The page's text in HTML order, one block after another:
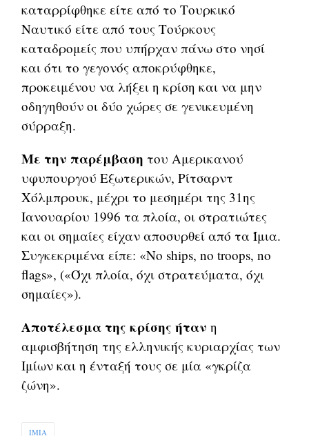
καταρρίφθηκε είτε από το Τουρκικό
Ναυτικό είτε από τους Τούρκους
καταδρομείς που υπήρχαν πάνω στο νησί
και ότι το γεγονός αποκρύφθηκε,
προκειμένου να λήξει η κρίση και να μην
οδηγηθούν οι δύο χώρες σε γενικευμένη
σύρραξη.
Με την παρέμβαση του Αμερικανού
υφυπουργού Εξωτερικών, Ρίτσαρντ
Χόλμπρουκ, μέχρι το μεσημέρι της 31ης
Ιανουαρίου 1996 τα πλοία, οι στρατιώτες
και οι σημαίες είχαν αποσυρθεί από τα Ίμια.
Συγκεκριμένα είπε: «No ships, no troops, no
flags», («Όχι πλοία, όχι στρατεύματα, όχι
σημαίες»).
Αποτέλεσμα της κρίσης ήταν η
αμφισβήτηση της ελληνικής κυριαρχίας των
Ιμίων και η ένταξή τους σε μία «γκρίζα
ζώνη».
ΙΜΙΑ